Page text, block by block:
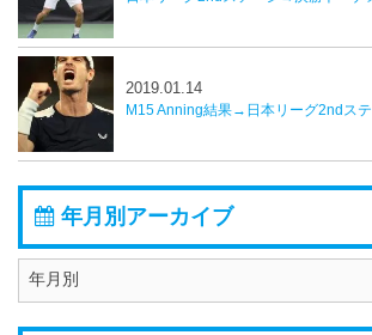
M15 Anning結果→日本リーグ2ndス
2019.01.14
年月別アーカイブ